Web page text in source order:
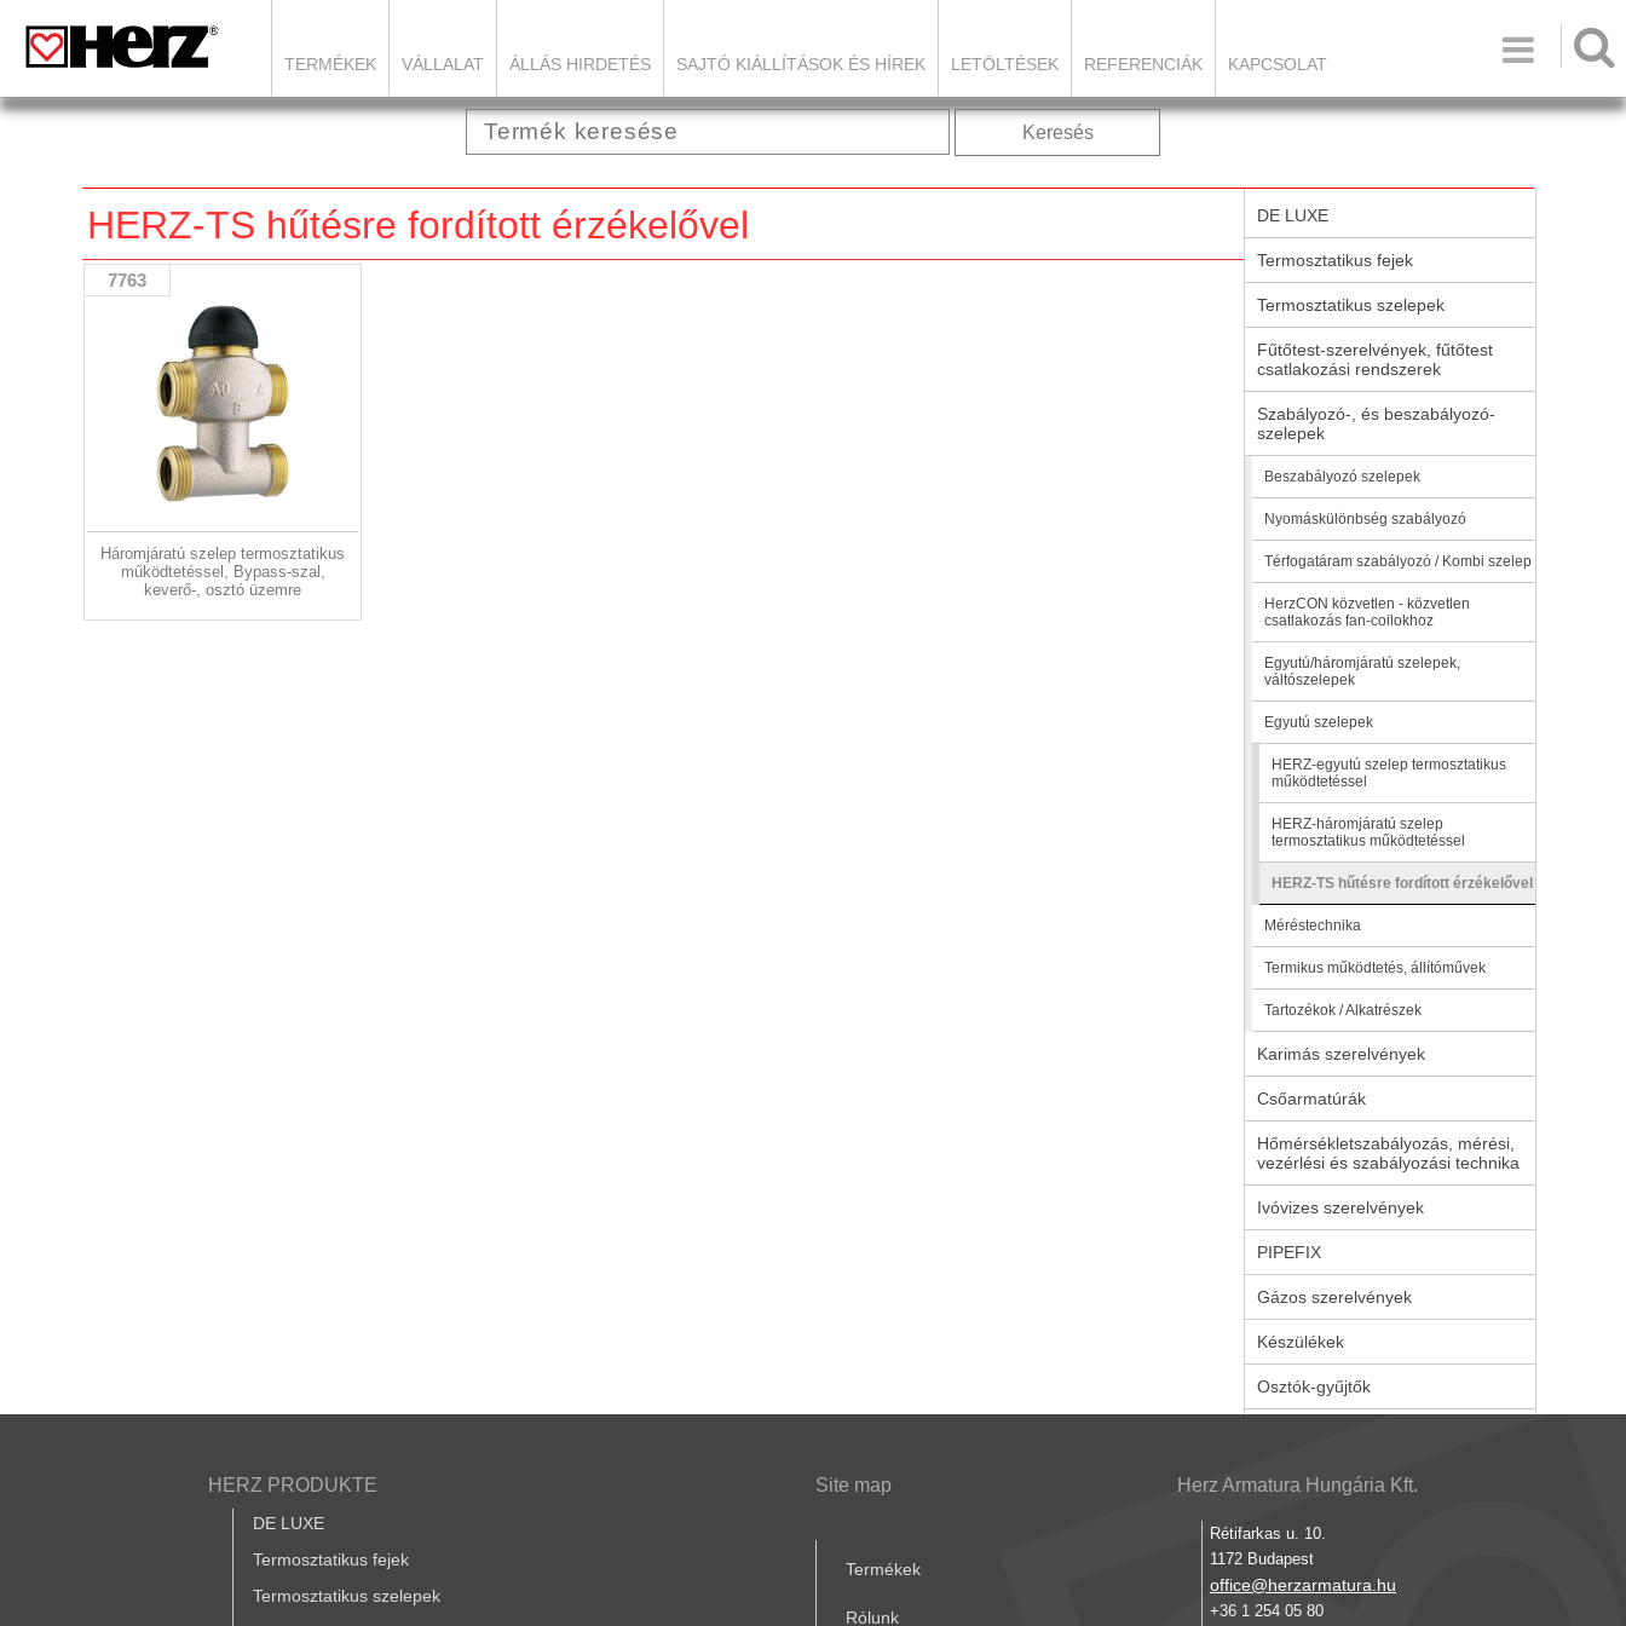

TERMÉKEK VÁLLALAT ÁLLÁS HIRDETÉS SAJTÓ KIÁLLÍTÁSOK ÉS HÍREK LETÖLTÉSEK REFERENCIÁK KAPCSOLAT
Keresés
HERZ-TS hűtésre fordított érzékelővel
7763
Háromjáratú szelep termosztatikus
működtetéssel, Bypass-szal,
keverő-, osztó üzemre
DE LUXE
Termosztatikus fejek
Termosztatikus szelepek
Fűtőtest-szerelvények, fűtőtest
csatlakozási rendszerek
Szabályozó-, és beszabályozó-
szelepek
Beszabályozó szelepek
Nyomáskülönbség szabályozó
Térfogatáram szabályozó / Kombi szelep
HerzCON közvetlen - közvetlen
csatlakozás fan-coilokhoz
Egyutú/háromjáratú szelepek,
váltószelepek
Egyutú szelepek
HERZ-egyutú szelep termosztatikus
működtetéssel
HERZ-háromjáratú szelep
termosztatikus működtetéssel
HERZ-TS hűtésre fordított érzékelővel
Méréstechnika
Termikus működtetés, állítóművek
Tartozékok / Alkatrészek
Karimás szerelvények
Csőarmatúrák
Hőmérsékletszabályozás, mérési,
vezérlési és szabályozási technika
Ivóvizes szerelvények
PIPEFIX
Gázos szerelvények
Készülékek
Osztók-gyűjtők
HERZ PRODUKTE
DE LUXE
Termosztatikus fejek
Termosztatikus szelepek
Site map
Termékek
Rólunk
Herz Armatura Hungária Kft.
Rétifarkas u. 10.
1172 Budapest
office@herzarmatura.hu
+36 1 254 05 80